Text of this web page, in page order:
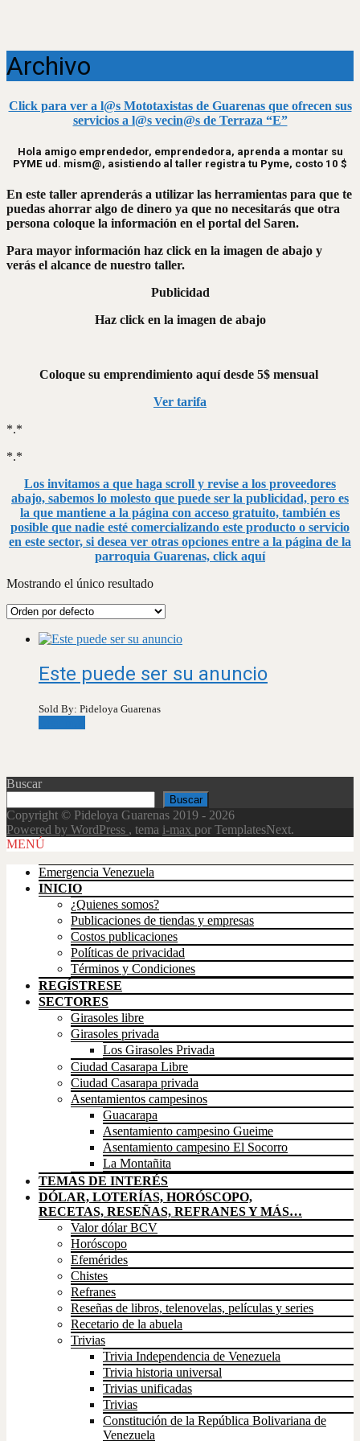
Archivo
Click para ver a l@s Mototaxistas de Guarenas que ofrecen sus
servicios a l@s vecin@s de Terraza “E”
Hola amigo emprendedor, emprendedora, aprenda a montar su
PYME ud. mism@, asistiendo al taller registra tu Pyme, costo 10 $
En este taller aprenderás a utilizar las herramientas para que te
puedas ahorrar algo de dinero ya que no necesitarás que otra
persona coloque la información en el portal del Saren.
Para mayor información haz click en la imagen de abajo y
verás el alcance de nuestro taller.
Publicidad
Haz click en la imagen de abajo
Coloque su emprendimiento aquí desde 5$ mensual
Ver tarifa
*.*
*.*
Los invitamos a que haga scroll y revise a los proveedores
abajo, sabemos lo molesto que puede ser la publicidad, pero es
la que mantiene a la página con acceso gratuito, también es
posible que nadie esté comercializando este producto o servicio
en este sector, si desea ver otras opciones entre a la página de la
parroquia Guarenas, click aquí
Mostrando el único resultado
Este puede ser su anuncio
Sold By: Pideloya Guarenas
Buscar
Buscar
Copyright © Pideloya Guarenas 2019 - 2026
Powered by WordPress , tema i-max por TemplatesNext.
Scroll
MENÚ
Emergencia Venezuela
INICIO
¿Quienes somos?
Publicaciones de tiendas y empresas
Costos publicaciones
Políticas de privacidad
Términos y Condiciones
REGÍSTRESE
SECTORES
Girasoles libre
Girasoles privada
Los Girasoles Privada
Ciudad Casarapa Libre
Ciudad Casarapa privada
Asentamientos campesinos
Guacarapa
Asentamiento campesino Gueime
Asentamiento campesino El Socorro
La Montañita
TEMAS DE INTERÉS
DÓLAR, LOTERÍAS, HORÓSCOPO,
RECETAS, RESEÑAS, REFRANES Y MÁS…
Valor dólar BCV
Horóscopo
Efemérides
Chistes
Refranes
Reseñas de libros, telenovelas, películas y series
Recetario de la abuela
Trivias
Trivia Independencia de Venezuela
Trivia historia universal
Trivias unificadas
Trivias
Constitución de la República Bolivariana de
Venezuela